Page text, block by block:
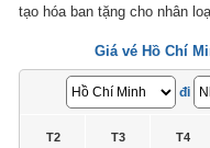
tạo hóa ban tặng cho nhân
Giá vé Hồ Chí
đi
T2 T3 T4